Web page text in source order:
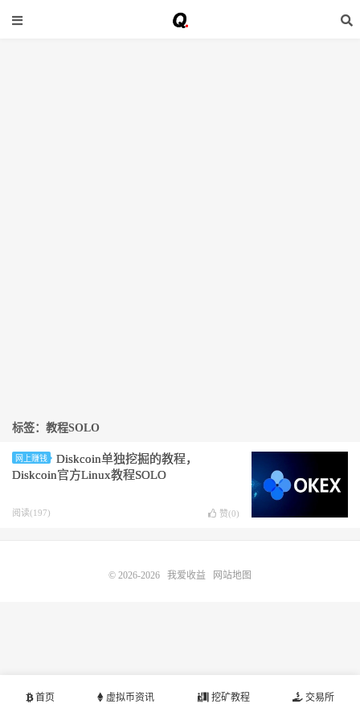
标签：教程SOLO
网上赚钱
Diskcoin单独挖掘的教程，
Diskcoin官方Linux教程SOLO
阅读(197) 赞(0)
首页 虚拟币资讯 挖矿教程 交易所
© 2026-2026 我爱收益 网站地图